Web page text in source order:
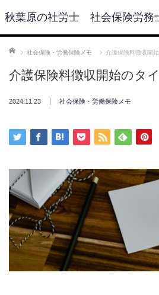
秋葉原の社労士 社会保険労
ホーム 社会保険・労働保険メモ 介護保険料徴収開
介護保険料徴収開始のタ
2024.11.23 社会保険・労働保険メモ